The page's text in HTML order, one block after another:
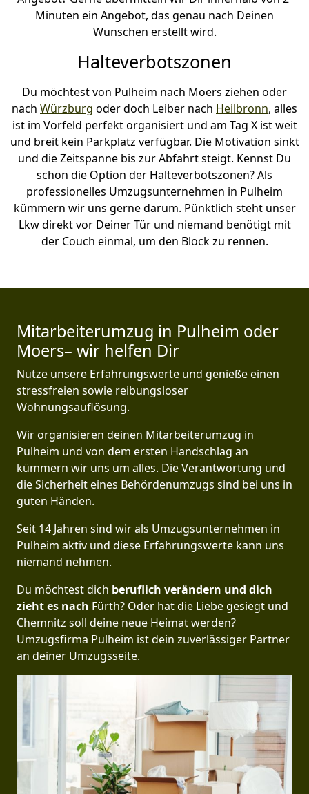
Minuten ein Angebot, das genau nach Deinen
Wünschen erstellt wird.
Halteverbotszonen
Du möchtest von Pulheim nach Moers ziehen oder
nach Würzburg oder doch Leiber nach Heilbronn, alles
ist im Vorfeld perfekt organisiert und am Tag X ist weit
und breit kein Parkplatz verfügbar. Die Motivation sinkt
und die Zeitspanne bis zur Abfahrt steigt. Kennst Du
schon die Option der Halteverbotszonen? Als
professionelles Umzugsunternehmen in Pulheim
kümmern wir uns gerne darum. Pünktlich steht unser
Lkw direkt vor Deiner Tür und niemand benötigt mit
der Couch einmal, um den Block zu rennen.
Mitarbeiterumzug in Pulheim oder
Moers– wir helfen Dir
Nutze unsere Erfahrungswerte und genieße einen
stressfreien sowie reibungsloser
Wohnungsauflösung.
Wir organisieren deinen Mitarbeiterumzug in
Pulheim und von dem ersten Handschlag an
kümmern wir uns um alles. Die Verantwortung und
die Sicherheit eines Behördenumzugs sind bei uns in
guten Händen.
Seit 14 Jahren sind wir als Umzugsunternehmen in
Pulheim aktiv und diese Erfahrungswerte kann uns
niemand nehmen.
Du möchtest dich beruflich verändern und dich
zieht es nach Fürth? Oder hat die Liebe gesiegt und
Chemnitz soll deine neue Heimat werden?
Umzugsfirma Pulheim ist dein zuverlässiger Partner
an deiner Umzugsseite.